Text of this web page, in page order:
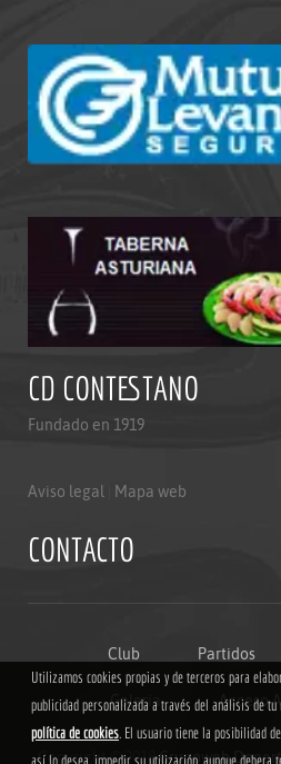
CD CONTESTANO
Fundado en 1919
Aviso legal Mapa web
CONTACTO
Club Partidos
Galeria Acceso
Copyright © 2018Grupoweb
Utilizamos cookies propias y de terceros para
publicidad personalizada a través del análisis de tu
política de cookies. El usuario tiene la posibilidad